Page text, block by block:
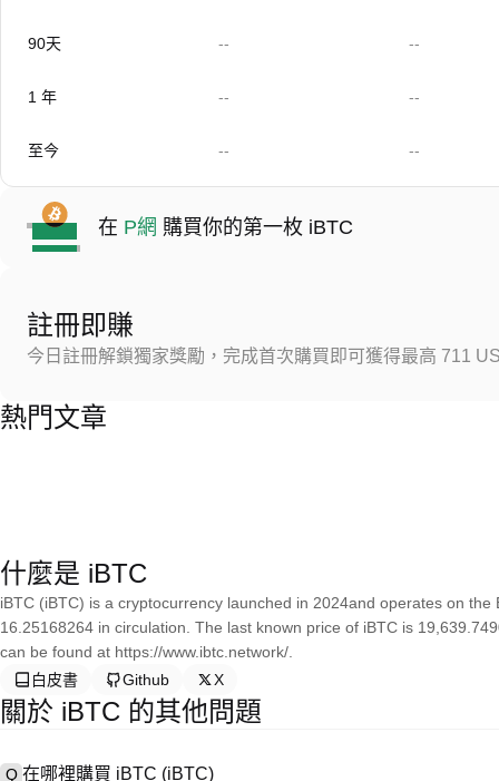
90天 -- --
1 年 -- --
至今 -- --
在 P網 購買你的第一枚 iBTC
註冊即賺
今日註冊解鎖獨家獎勵，完成首次購買即可獲得最高 711
熱門文章
什麼是 iBTC
iBTC (iBTC) is a cryptocurrency launched in 2024and operates on
16.25168264 in circulation. The last known price of iBTC is
can be found at https://www.ibtc.network/.
白皮書
Github X
關於 iBTC 的其他問題
Q 在哪裡購買 iBTC (iBTC)